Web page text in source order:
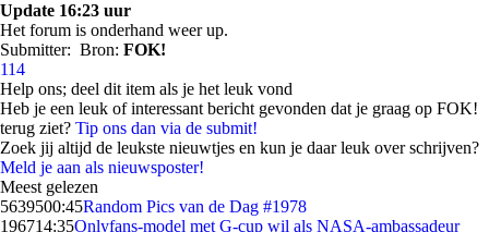
Update 16:23 uur
Het forum is onderhand weer up.
Submitter: Bron: FOK!
114
Help ons; deel dit item als je het leuk vond
Heb je een leuk of interessant bericht gevonden dat je graag op FOK!
terug ziet? Tip ons dan via de submit!
Zoek jij altijd de leukste nieuwtjes en kun je daar leuk over schrijven?
Meld je aan als nieuwsposter!
Meest gelezen
5639500:45Random Pics van de Dag #1978
196714:35Onlyfans-model met G-cup wil als NASA-ambassadeur